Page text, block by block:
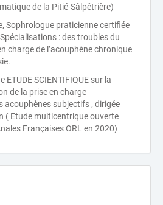
de la Pitié-Sâlpêtrière)
Sophrologue praticienne certifiée
: des troubles du
charge de l’acouphène chronique
ETUDE SCIENTIFIQUE sur la
de la prise en charge
acouphènes subjectifs , dirigée
( Etude multicentrique ouverte
Françaises ORL en 2020)